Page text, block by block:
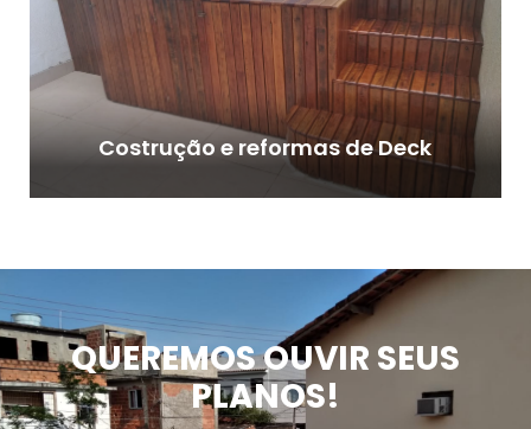
Costrução e reformas de Deck
QUEREMOS OUVIR SEUS
PLANOS!